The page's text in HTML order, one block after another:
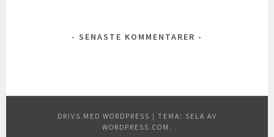
SENASTE KOMMENTARER
DRIVS MED WORDPRESS | TEMA: SELA AV
WORDPRESS.COM